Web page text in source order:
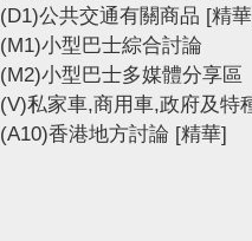
(D1)公共交通有關商品 [精
(M1)小型巴士綜合討論
(M2)小型巴士多媒體分享區
(V)私家車,商用車,政府及特
(A10)香港地方討論 [精華]